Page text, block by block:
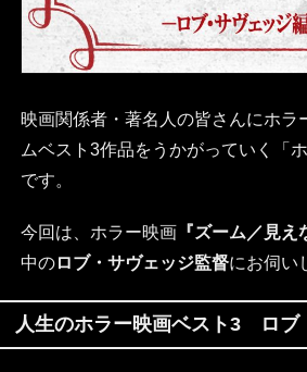
映画関係者・著名人の皆さんにホラ
ムベスト3作品をうかがっていく「
です。
今回は、ホラー映画『ズーム／見え
中のロブ・サヴェッジ監督にお伺い
人生のホラー映画ベスト3 ロブ